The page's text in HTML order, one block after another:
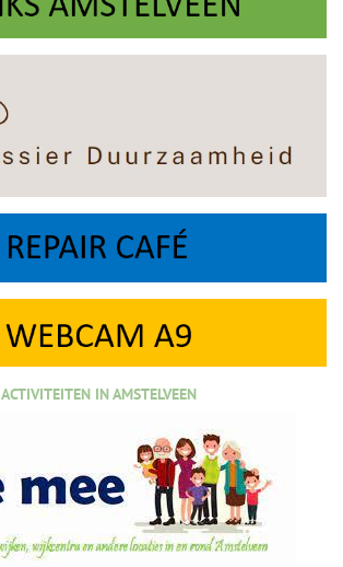
ACTIVITEITEN IN AMSTELVEEN